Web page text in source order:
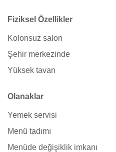
Fiziksel Özellikler
Kolonsuz salon
Şehir merkezinde
Yüksek tavan
Olanaklar
Yemek servisi
Menü tadımı
Menüde değişiklik imkanı